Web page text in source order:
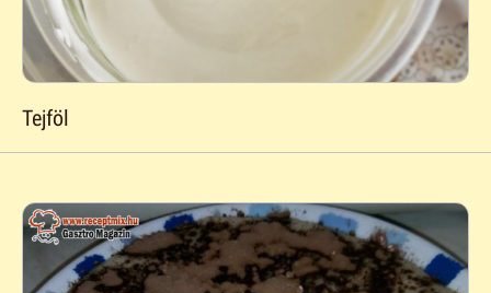
Tejföl